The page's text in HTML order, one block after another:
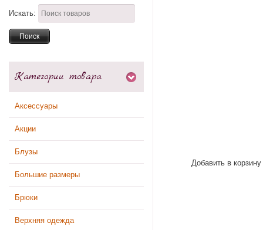
Искать:
Категории товара
Аксессуары
Акции
Блузы
Большие размеры
Брюки
Верхняя одежда
Добавить в корзину